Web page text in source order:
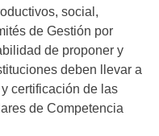
social,
de Gestión por
de proponer y
deben llevar a
certificación de las
de Competencia